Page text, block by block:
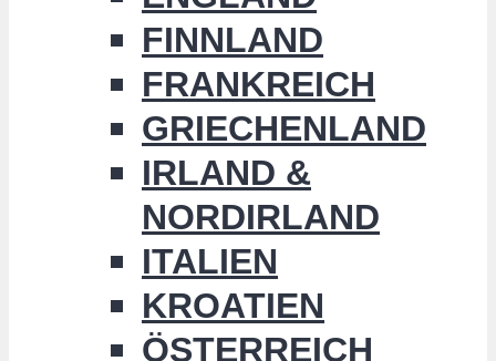
FINNLAND
FRANKREICH
GRIECHENLAND
IRLAND &
NORDIRLAND
ITALIEN
KROATIEN
ÖSTERREICH